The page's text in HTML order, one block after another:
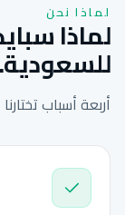
لماذا نحن
لماذا
للسعودية.
أربعة أسباب